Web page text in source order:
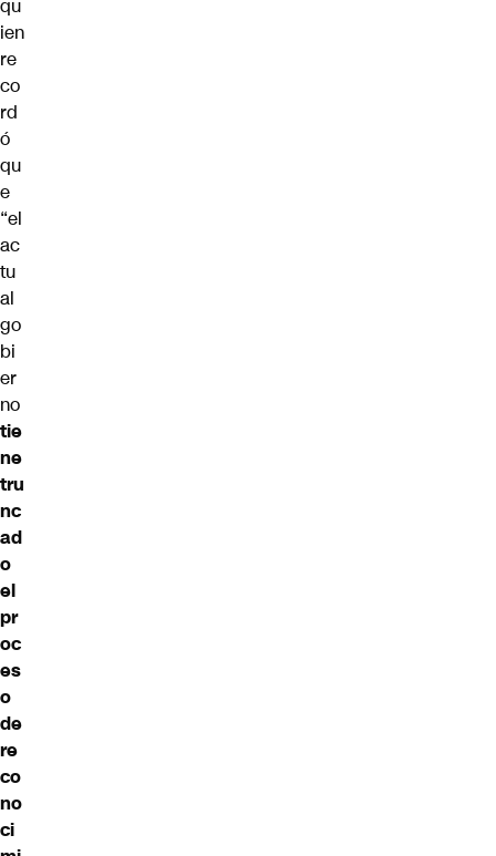
qu
ien
re
co
rd
ó
qu
e
“el
ac
tu
al
go
bi
er
no
tie
ne
tru
nc
ad
o
el
pr
oc
es
o
de
re
co
no
ci